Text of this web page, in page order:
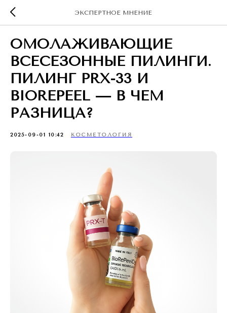
ЭКСПЕРТНОЕ МНЕНИЕ
ОМОЛАЖИВАЮЩИЕ
ВСЕСЕЗОННЫЕ ПИЛИНГИ.
ПИЛИНГ PRX-33 И
BIOREPEEL — В ЧЕМ
РАЗНИЦА?
2025-09-01 10:42 КОСМЕТОЛОГИЯ